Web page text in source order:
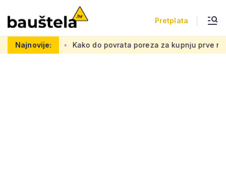
Pretplata
Najnovije:
mrežu Kako do povrata poreza za kupnju prve